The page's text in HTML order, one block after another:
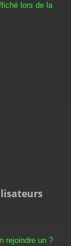
lors de la
rejoindre un ?